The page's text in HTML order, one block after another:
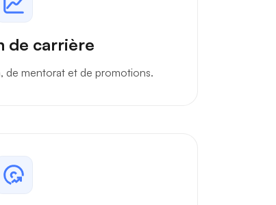
de carrière
de mentorat et de promotions.